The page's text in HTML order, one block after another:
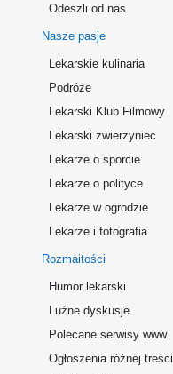
Odeszli od nas
Nasze pasje
Lekarskie kulinaria
Podróże
Lekarski Klub Filmowy
Lekarski zwierzyniec
Lekarze o sporcie
Lekarze o polityce
Lekarze w ogrodzie
Lekarze i fotografia
Rozmaitości
Humor lekarski
Luźne dyskusje
Polecane serwisy www
Ogłoszenia różnej treści